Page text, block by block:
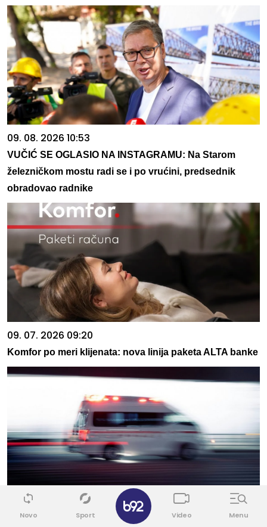
09. 08. 2026 10:53
VUČIĆ SE OGLASIO NA INSTAGRAMU: Na Starom
železničkom mostu radi se i po vrućini, predsednik
obradovao radnike
09. 07. 2026 09:20
Komfor po meri klijenata: nova linija paketa ALTA banke
09. 08. 2026 11:00
NAPALI HITNU POMOĆ SEKIRAMA! Vozač teško
Novo Sport Video Menu
✕